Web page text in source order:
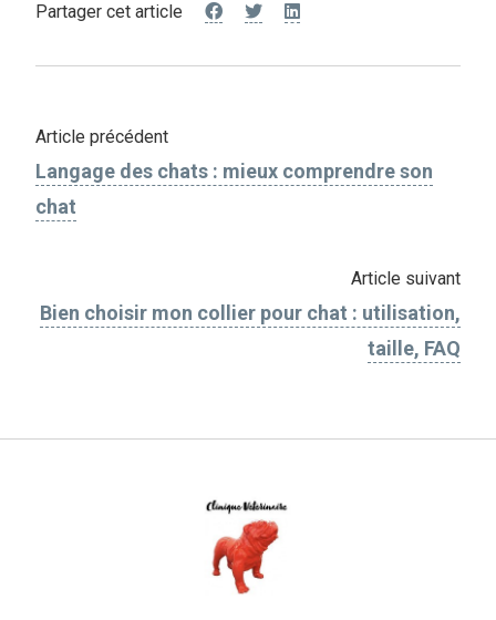
Partager cet article
Article précédent
Langage des chats : mieux comprendre son
chat
Article suivant
Bien choisir mon collier pour chat : utilisation,
taille, FAQ